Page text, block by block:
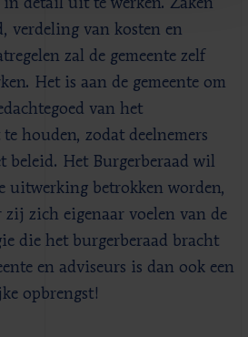
detail uit te werken. Zaken
verdeling van kosten en
zal de gemeente zelf
Het is aan de gemeente om
van het
houden, zodat deelnemers
beleid. Het Burgerberaad wil
uitwerking betrokken worden,
zij zich eigenaar voelen van de
die het burgerberaad bracht
en adviseurs is dan ook een
opbrengst!